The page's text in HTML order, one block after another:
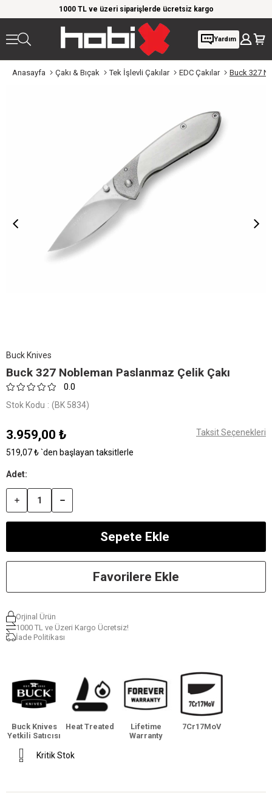
1000 TL ve üzeri siparişlerde ücretsiz kargo
Yardım
Anasayfa Çakı & Bıçak Tek İşlevli Çakılar EDC Çakılar Buck 327
Buck Knives
Buck 327 Nobleman Paslanmaz Çelik Çakı
0.0
Stok Kodu (BK 5834)
3.959,00 ₺ Taksit Seçenekleri
519,07 ₺`den başlayan taksitlerle
Favorilere Ekle
Orjinal Ürün
1000 TL ve Üzeri Kargo Ücretsiz!
İade Politikası
Buck Knives
Yetkili Satıcısı
Heat Treated
Lifetime
Warranty
7Cr17MoV
Kritik Stok